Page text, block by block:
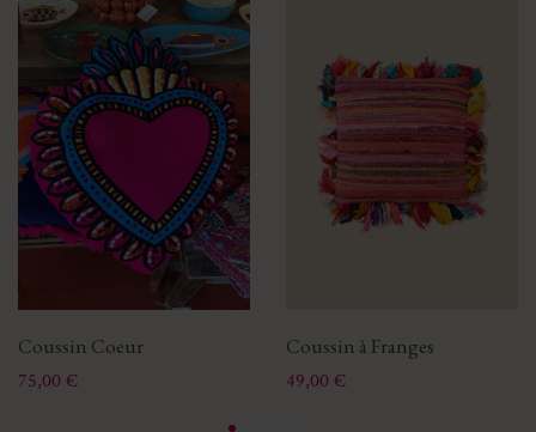
Coussin Coeur
Prix
75,00 €
Coussin à Franges
Prix
49,00 €